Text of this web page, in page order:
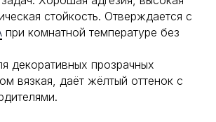
стойкость. Отверждается с
при комнатной температуре без
декоративных прозрачных
вязкая, даёт жёлтый оттенок с